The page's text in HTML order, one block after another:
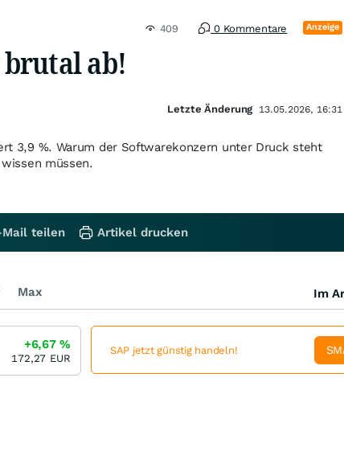
409 0 Kommentare Anzeige
brutal ab!
3,9 %. Warum der Softwarekonzern unter Druck steht
müssen.
Letzte Änderung 13.05.2026, 16:31
Mail teilen Artikel drucken
Max Im
+6,67%
172,27 EUR
SAP jetzt günstig handeln!